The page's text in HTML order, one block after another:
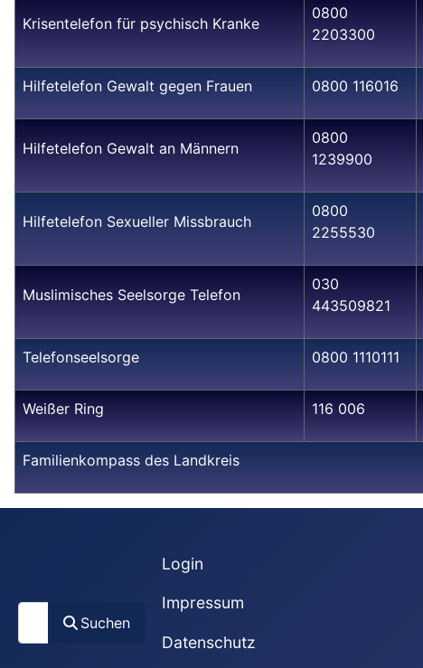
Krisentelefon für psychisch Kranke
0800
2203300
Hilfetelefon Gewalt gegen Frauen 0800 116016
Hilfetelefon Gewalt an Männern
0800
1239900
Hilfetelefon Sexueller Missbrauch
0800
2255530
Muslimisches Seelsorge Telefon
030
443509821
Telefonseelsorge 0800 1110111
Weißer Ring 116 006
Familienkompass des Landkreis
Suchen
Suchen
Login
Impressum
Datenschutz